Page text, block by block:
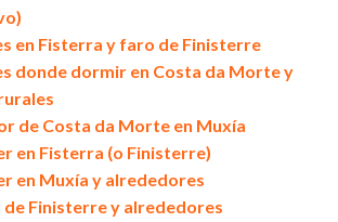
en Fisterra y faro de Finisterre
donde dormir en Costa da Morte y
de Costa da Morte en Muxía
en Fisterra (o Finisterre)
en Muxía y alrededores
de Finisterre y alrededores